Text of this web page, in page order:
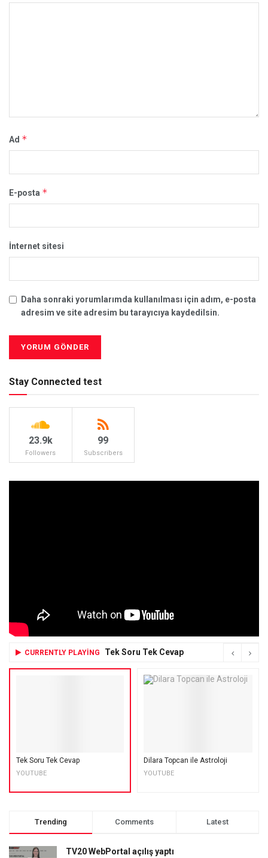
Ad *
E-posta *
İnternet sitesi
Daha sonraki yorumlarımda kullanılması için adım, e-posta
adresim ve site adresim bu tarayıcıya kaydedilsin.
Stay Connected test
23.9k
Followers
99
Subscribers
CURRENTLY PLAYING Tek Soru Tek Cevap
Tek Soru Tek Cevap
YOUTUBE
Dilara Topcan ile Astroloji
YOUTUBE
Trending Comments Latest
TV20 WebPortal açılış yaptı